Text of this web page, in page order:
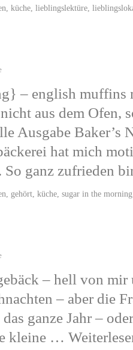
küche lieblingslektüre
– english
aus dem Ofen,
Ausgabe Baker’s
hat mich
So ganz zufrieden
gehört küche sugar in the
– hell von
– aber die
ganze Jahr –
kleine …